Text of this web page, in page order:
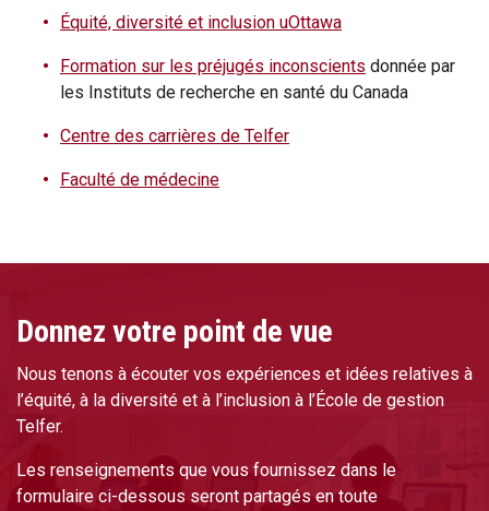
Équité, diversité et inclusion uOttawa
Formation sur les préjugés inconscients donnée par
les Instituts de recherche en santé du Canada
Centre des carrières de Telfer
Faculté de médecine
Donnez votre point de vue
Nous tenons à écouter vos expériences et idées relatives à
l’équité, à la diversité et à l’inclusion à l’École de gestion
Telfer.
Les renseignements que vous fournissez dans le
formulaire ci-dessous seront partagés en toute